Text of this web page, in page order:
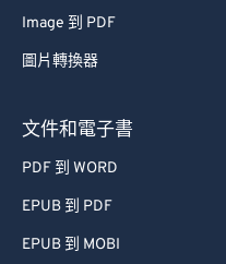
Image 到 PDF
圖片轉換器
文件和電子書
PDF 到 WORD
EPUB 到 PDF
EPUB 到 MOBI